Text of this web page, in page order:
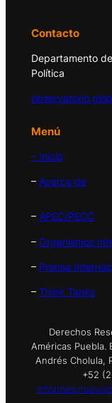
Contacto
Departamento
Política
Menú
– Inicio
– Acerca de
– APEC/PECC
– Organismos
– Prensa
– Think Tanks
Derechos
Américas Puebla.
Andrés Cholula,
+52